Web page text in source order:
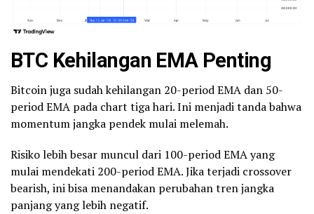
BTC Kehilangan EMA Penting
Bitcoin juga sudah kehilangan 20-period EMA dan 50-
period EMA pada chart tiga hari. Ini menjadi tanda bahwa
momentum jangka pendek mulai melemah.
Risiko lebih besar muncul dari 100-period EMA yang
mulai mendekati 200-period EMA. Jika terjadi crossover
bearish, ini bisa menandakan perubahan tren jangka
panjang yang lebih negatif.